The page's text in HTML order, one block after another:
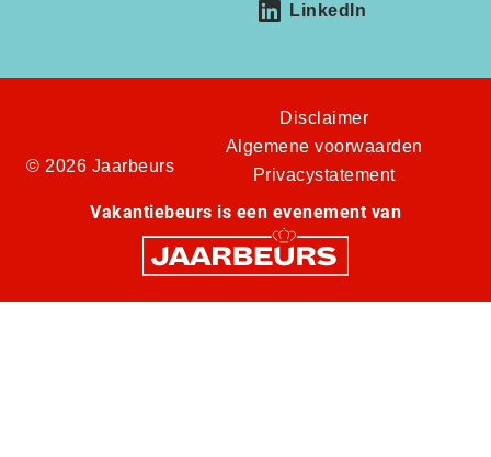
LinkedIn
© 2026 Jaarbeurs
Disclaimer
Algemene voorwaarden
Privacystatement
Vakantiebeurs is een evenement van